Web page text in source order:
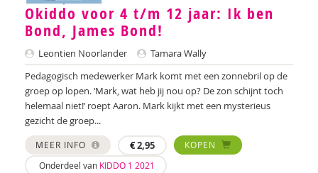
Martin Bosma
Sanne Bosmans
Lidwien Boudens
Caroline Boudry
Shirine Bousaid
P.W. Bouwhuijzen
Okiddo voor 4 t/m 12 jaar: Ik ben
Bond, James Bond!
Leontien Noorlander
Tamara Wally
Pedagogisch medewerker Mark komt met een zonnebril op de
groep op lopen. ‘Mark, wat heb jij nou op? De zon schijnt toch
helemaal niet!’ roept Aaron. Mark kijkt met een mysterieus
gezicht de groep...
MEER INFO €2,95
KOPEN
Onderdeel van KIDDO 1 2021